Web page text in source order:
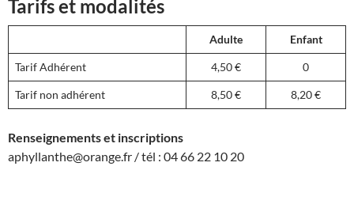
Tarifs et modalités
Adulte Enfant
Tarif Adhérent 4,50 € 0
Tarif non adhérent 8,50 € 8,20 €
Renseignements et inscriptions
aphyllanthe@orange.fr / tél : 04 66 22 10 20